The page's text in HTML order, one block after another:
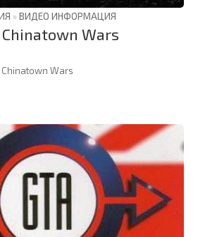
»ВИДЕО ИНФОРМАЦИЯ
Chinatown Wars
Chinatown Wars